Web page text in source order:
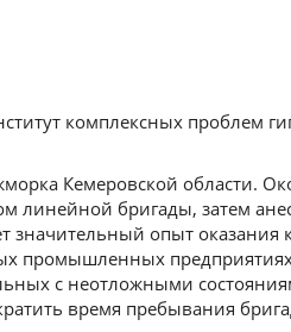
комплексных проблем
Кемеровской области.
линейной бригады, затем
значительный опыт
промышленных
с неотложными
время пребывания